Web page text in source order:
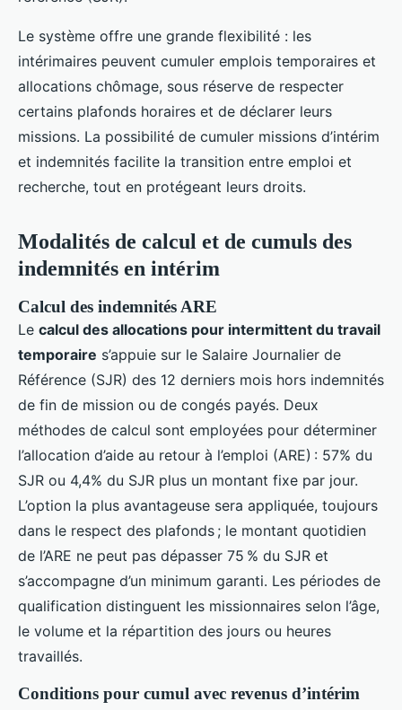
Le système offre une grande flexibilité : les
intérimaires peuvent cumuler emplois temporaires et
allocations chômage, sous réserve de respecter
certains plafonds horaires et de déclarer leurs
missions. La possibilité de cumuler missions d’intérim
et indemnités facilite la transition entre emploi et
recherche, tout en protégeant leurs droits.
Modalités de calcul et de cumuls des
indemnités en intérim
Calcul des indemnités ARE
Le calcul des allocations pour intermittent du travail
temporaire s’appuie sur le Salaire Journalier de
Référence (SJR) des 12 derniers mois hors indemnités
de fin de mission ou de congés payés. Deux
méthodes de calcul sont employées pour déterminer
l’allocation d’aide au retour à l’emploi (ARE) : 57% du
SJR ou 4,4% du SJR plus un montant fixe par jour.
L’option la plus avantageuse sera appliquée, toujours
dans le respect des plafonds ; le montant quotidien
de l’ARE ne peut pas dépasser 75 % du SJR et
s’accompagne d’un minimum garanti. Les périodes de
qualification distinguent les missionnaires selon l’âge,
le volume et la répartition des jours ou heures
travaillés.
Conditions pour cumul avec revenus d’intérim